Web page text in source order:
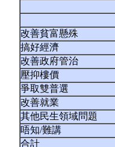
改善貧富懸殊
搞好經濟
改善政府管治
壓抑樓價
爭取雙普選
改善就業
其他民生領域問題
唔知/難講
合計